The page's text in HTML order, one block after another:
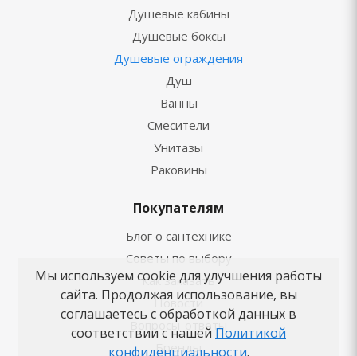
Душевые кабины
Душевые боксы
Душевые ограждения
Душ
Ванны
Смесители
Унитазы
Раковины
Покупателям
Блог о сантехнике
Советы по выбору
Как заказать
Новости
Вопросы-ответы
Бренды
Мы используем cookie для улучшения работы
сайта. Продолжая использование, вы
соглашаетесь с обработкой данных в
соответствии с нашей Политикой
конфиденциальности.